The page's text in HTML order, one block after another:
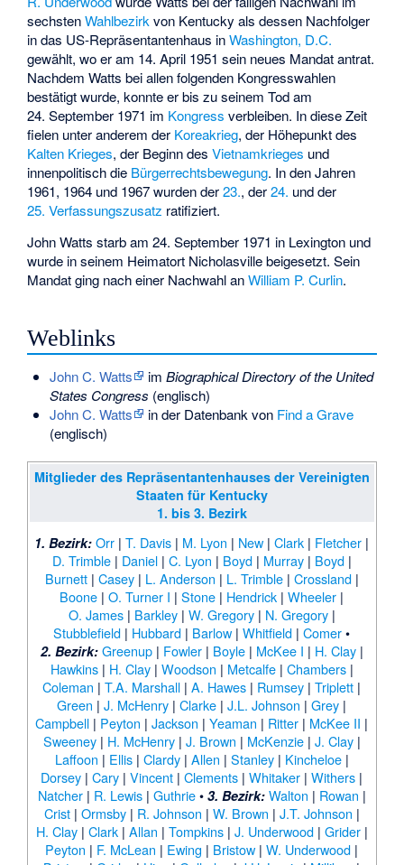
sechstenWahlbezirkvon Kentucky als dessen Nachfolger
in das US-Repräsentantenhaus inWashington, D.C.
gewählt, wo er am 14. April 1951 sein neues Mandat antrat.
Nachdem Watts bei allen folgenden Kongresswahlen
bestätigt wurde, konnte er bis zu seinem Tod am
24. September 1971 im Kongress verbleiben. In diese Zeit
fielen unter anderem der Koreakrieg, der Höhepunkt des
Kalten Krieges, der Beginn desVietnamkrieges und
innenpolitisch die Bürgerrechtsbewegung. In den Jahren
1961, 1964 und 1967 wurden der23., der24. und der
25. Verfassungszusatz ratifiziert.
John Watts starb am 24. September 1971 in Lexington und
wurde in seinem Heimatort Nicholasville beigesetzt. Sein
Mandat ging nach einer Nachwahl anWilliam P. Curlin.
Weblinks
John C. Watts im Biographical Directory of the United
States Congress (englisch)
John C. Watts
in der Datenbank von Find a Grave
(englisch)
Mitglieder des Repräsentantenhauses der Vereinigten
Staaten für Kentucky
1. bis 3. Bezirk
1. Bezirk: Orr |T. Davis | M. Lyon | New |Clark | Fletcher |
D. Trimble| Daniel| C. Lyon | Boyd| Murray| Boyd|
Burnett| Casey| L. Anderson | L. Trimble| Crossland|
Boone |O. Turner I |Stone | Hendrick |Wheeler |
O. James| Barkley| W. Gregory| N. Gregory|
Stubblefield | Hubbard | Barlow |Whitfield |Comer•
2. Bezirk: Greenup| Fowler| Boyle| McKee I | H. Clay|
Hawkins| H. Clay| Woodson | Metcalfe| Chambers|
Coleman |T.A. Marshall |A. Hawes | Rumsey |Triplett |
Green |J. McHenry |Clarke |J.L. Johnson |Grey |
Campbell | Peyton |Jackson |Yeaman | Ritter | McKee II |
Sweeney| H. McHenry| J. Brown | McKenzie| J. Clay|
Laffoon | Ellis| Clardy| Allen | Stanley| Kincheloe|
Dorsey |Cary |Vincent |Clements |Whitaker |Withers |
Natcher| R. Lewis| Guthrie• 3. Bezirk: Walton | Rowan |
Crist| Ormsby| R. Johnson | W. Brown | J.T. Johnson |
H. Clay| Clark| Allan | Tompkins| J. Underwood| Grider|
Peyton | F. McLean | Ewing | Bristow |W. Underwood |